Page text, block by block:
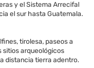
y el Sistema Arrecifal
el sur hasta Guatemala.
tirolesa, paseos a
sitios arqueológicos
distancia tierra adentro.